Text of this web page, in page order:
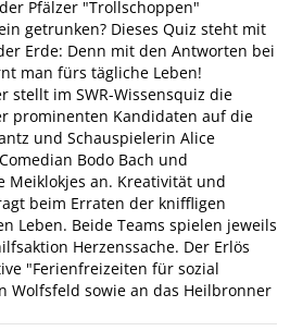
Pfälzer "Trollschoppen"
getrunken? Dieses Quiz steht mit
Erde: Denn mit den Antworten bei
man fürs tägliche Leben!
stellt im SWR-Wissensquiz die
prominenten Kandidaten auf die
und Schauspielerin Alice
Bodo Bach und
Meiklokjes an. Kreativität und
beim Erraten der kniffligen
Leben. Beide Teams spielen jeweils
Herzenssache. Der Erlös
"Ferienfreizeiten für sozial
Wolfsfeld sowie an das Heilbronner